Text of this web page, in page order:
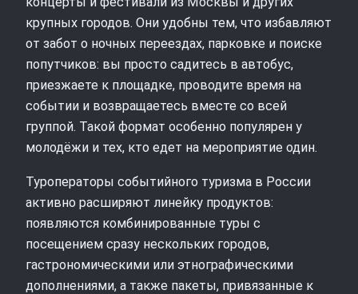
крупных городов. Они удобны тем, что избавляют
от забот о ночных переездах, парковке и поиске
попутчиков: вы просто садитесь в автобус,
приезжаете к площадке, проводите время на
событии и возвращаетесь вместе со всей
группой. Такой формат особенно популярен у
молодёжи и тех, кто едет на мероприятие один.
Туроператоры событийного туризма в России
активно расширяют линейку продуктов:
появляются комбинированные туры с
посещением сразу нескольких городов,
гастрономическими или этнографическими
дополнениями, а также пакеты, привязанные к